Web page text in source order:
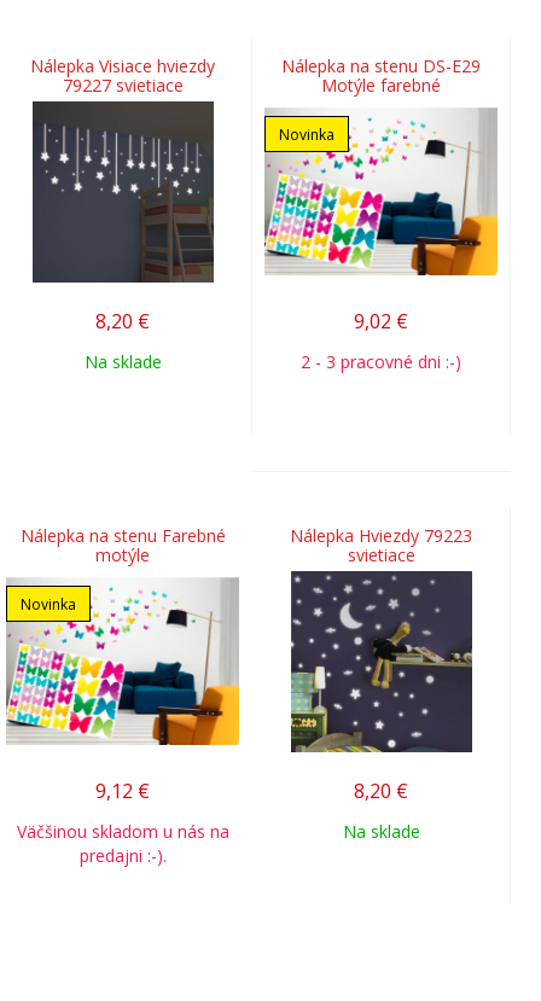
Nálepka Visiace hviezdy
79227 svietiace
8,20 €
Na sklade
Nálepka na stenu DS-E29
Motýle farebné
Novinka
9,02 €
2 - 3 pracovné dni :-)
Nálepka na stenu Farebné
motýle
Novinka
9,12 €
Väčšinou skladom u nás na
predajni :-).
Nálepka Hviezdy 79223
svietiace
8,20 €
Na sklade